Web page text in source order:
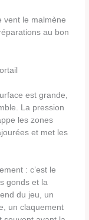
vent le malmène
au bon
est grande,
La pression
les zones
et met les
: c’est le
gonds et la
du jeu, un
un claquement